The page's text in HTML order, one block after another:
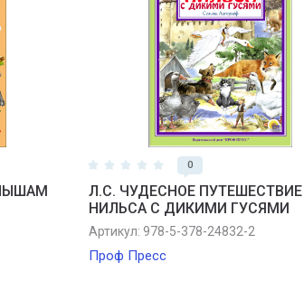
0
Л.С. ЧУДЕСНОЕ ПУТЕШЕСТВИЕ
НИЛЬСА С ДИКИМИ ГУСЯМИ
Артикул: 978-5-378-24832-2
Проф Пресс